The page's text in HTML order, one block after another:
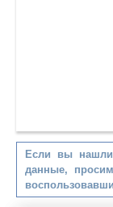
Если вы нашли
данные,